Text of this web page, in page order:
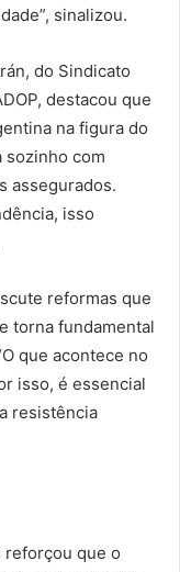
sinalizou.
do Sindicato
destacou que
na figura do
sozinho com
assegurados.
isso
reformas que
torna fundamental
que acontece no
isso, é essencial
resistência
reforçou que o